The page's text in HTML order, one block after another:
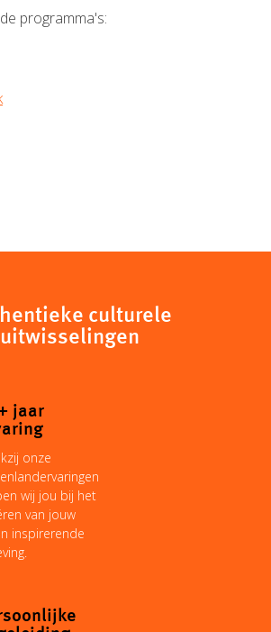
programma's:
culturele
uitwisselingen
jaar
onze
wij jou bij het
van jouw
inspirerende